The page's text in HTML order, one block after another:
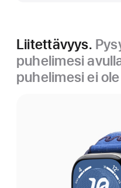
Liitettävyys.
puhelimesi
puhelimesi ei